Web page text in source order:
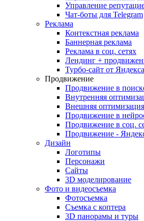
Управление
Чат-боты для Telegram
Реклама
Контекстная реклама
Баннерная реклама
Реклама в соц. сетях
Лендинг +
Турбо-сайт от Яндекса
Продвижение
Продвижение в
Внутренняя
Внешняя оптимизация
Продвижение в
Продвижение в соц.
Продвижение -
Дизайн
Логотипы
Персонажи
Сайты
3D моделирование
Фото и видеосъемка
Фотосъемка
Съемка с коптера
3D панорамы и туры